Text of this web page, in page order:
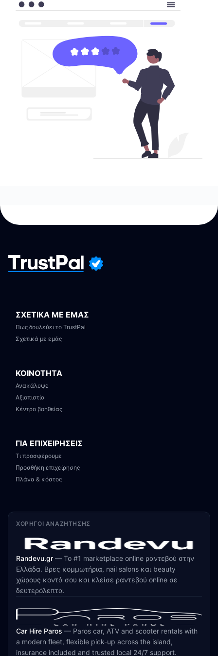
ΣΧΕΤΙΚΑ ΜΕ ΕΜΑΣ
Πως δουλεύει το TrustPal
Σχετικά με εμάς
ΚΟΙΝΟΤΗΤΑ
Ανακάλυψε
Αξιοπιστία
Κέντρο βοηθείας
ΓΙΑ ΕΠΙΧΕΙΡΗΣΕΙΣ
Τι προσφέρουμε
Προσθήκη επιχείρησης
Πλάνα & κόστος
ΧΟΡΗΓΟΊ ΑΝΑΖΉΤΗΣΗΣ
Randevu.gr — Το #1 marketplace online ραντεβού στην
Ελλάδα. Βρες κομμωτήρια, nail salons και beauty
χώρους κοντά σου και κλείσε ραντεβού online σε
δευτερόλεπτα.
Car Hire Paros — Paros car, ATV and scooter rentals with
a modern fleet, flexible pick-up across the island,
insurance included and trusted local 24/7 support.